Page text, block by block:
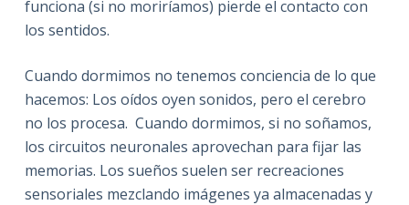
d
funciona (si no moriríamos) pierde el contacto con
los sentidos.
Cuando dormimos no tenemos conciencia de lo que
hacemos: Los oídos oyen sonidos, pero el cerebro
no los procesa. Cuando dormimos, si no soñamos,
los circuitos neuronales aprovechan para fijar las
memorias. Los sueños suelen ser recreaciones
sensoriales mezclando imágenes ya almacenadas y